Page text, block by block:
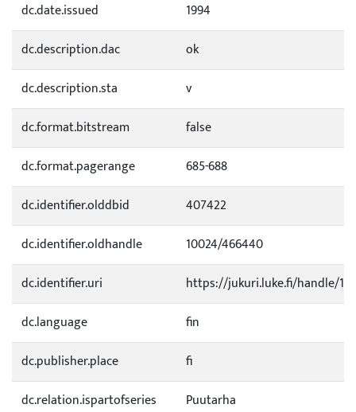
dc.date.issued
1994
dc.description.dac
ok
dc.description.sta
v
dc.format.bitstream
false
dc.format.pagerange
685-688
dc.identifier.olddbid
407422
dc.identifier.oldhandle
10024/466440
dc.identifier.uri
https://jukuri.luke.fi/handle/
dc.language
fin
dc.publisher.place
fi
dc.relation.ispartofseries
Puutarha